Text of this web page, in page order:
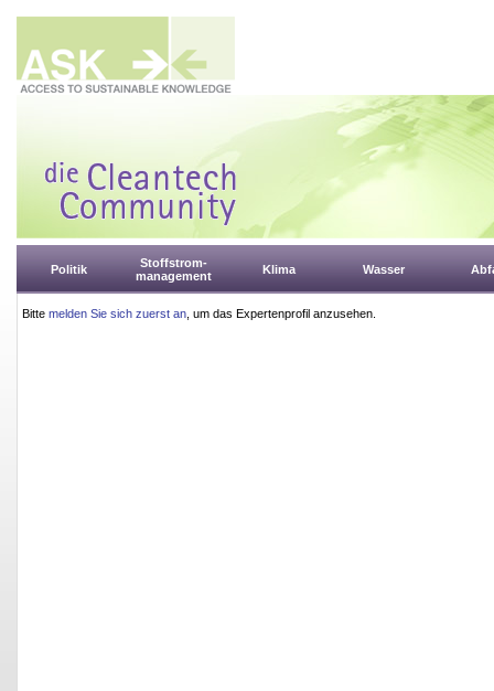
Politik
Stoffstrom-
management
Klima Wasser
Bitte melden Sie sich zuerst an , um das Expertenprofil anzusehen.